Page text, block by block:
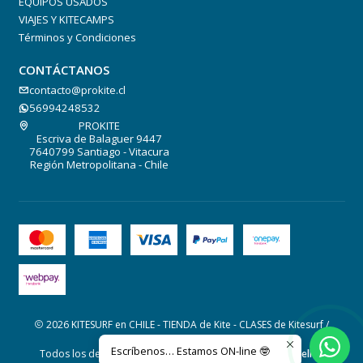
VIAJES Y KITECAMPS
Términos y Condiciones
CONTÁCTANOS
contacto@prokite.cl
56994248532
PROKITE
Escriva de Balaguer 9447
7640799 Santiago - Vitacura
Región Metropolitana - Chile
2026 KITESURF en CHILE - TIENDA de Kite - CLASES de Kitesurf /
PROKITE .
Todos los derechos reservados.Desarrollado por Jumpseller.
Escríbenos… Estamos ON-line 🤓